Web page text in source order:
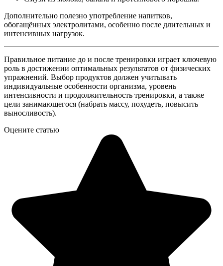
Дополнительно полезно употребление напитков,
обогащённых электролитами, особенно после длительных и
интенсивных нагрузок.
Правильное питание до и после тренировки играет ключевую
роль в достижении оптимальных результатов от физических
упражнений. Выбор продуктов должен учитывать
индивидуальные особенности организма, уровень
интенсивности и продолжительность тренировки, а также
цели занимающегося (набрать массу, похудеть, повысить
выносливость).
Оцените статью